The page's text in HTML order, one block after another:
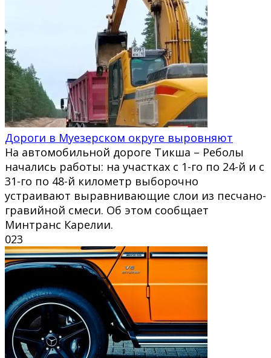
Дороги в Муезерском округе выровняют
На автомобильной дороге Тикша – Реболы
начались работы: на участках с 1-го по 24-й и с
31-го по 48-й километр выборочно
устраивают выравнивающие слои из песчано-
гравийной смеси. Об этом сообщает
Минтранс Карелии.
023